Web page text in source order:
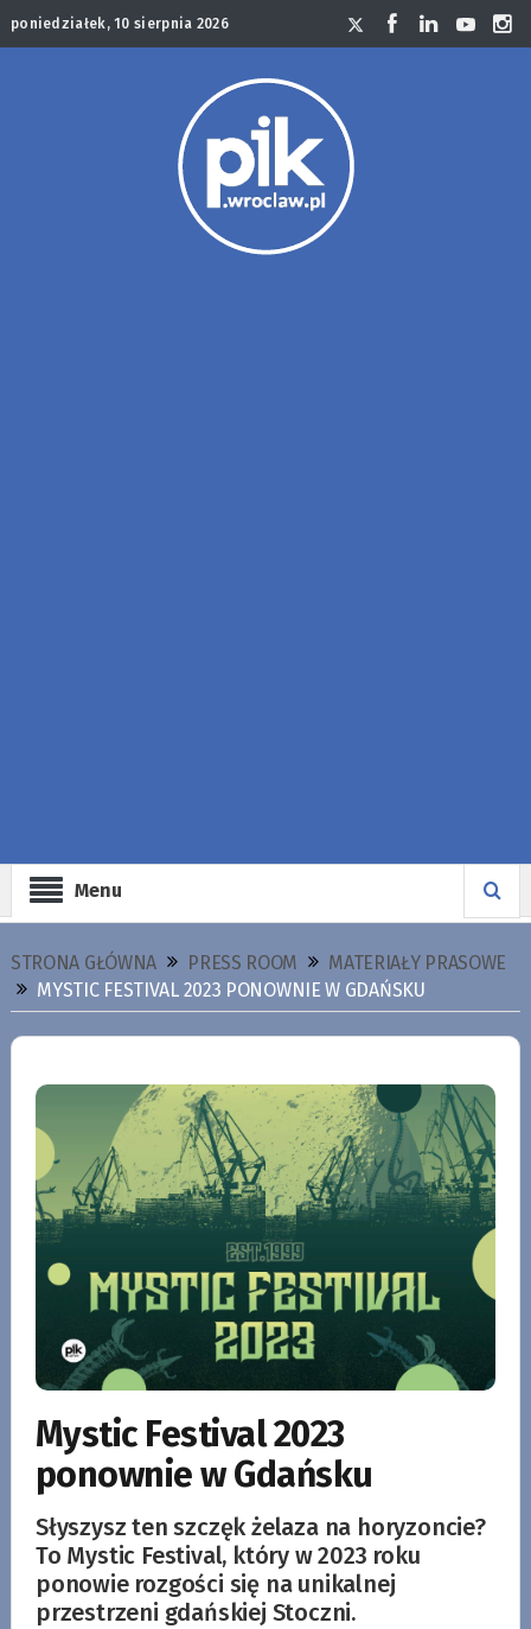
poniedziałek, 10 sierpnia 2026
Menu
STRONA GŁÓWNA PRESS ROOM
MATERIAŁY PRASOWE
MYSTIC FESTIVAL 2023 PONOWNIE W GDAŃSKU
Mystic Festival 2023
ponownie w Gdańsku
Słyszysz ten szczęk żelaza na horyzoncie?
To Mystic Festival, który w 2023 roku
ponowie rozgości się na unikalnej
przestrzeni gdańskiej Stoczni.